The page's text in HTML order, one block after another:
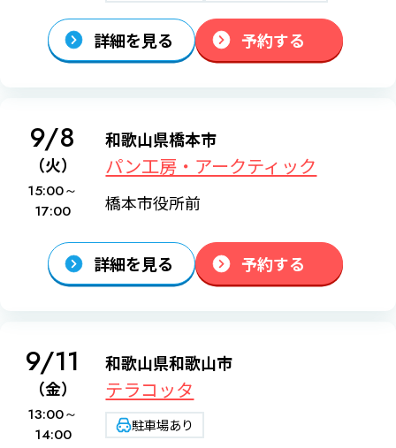
詳細を見る 予約する
9/8
（火）
15:00～
17:00
和歌山県橋本市
パン工房・アークティック
橋本市役所前
詳細を見る 予約する
9/11
（金）
13:00～
14:00
和歌山県和歌山市
テラコッタ
駐車場あり